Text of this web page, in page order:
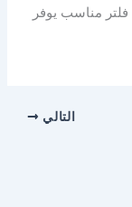
مناسب يوفر
التالي